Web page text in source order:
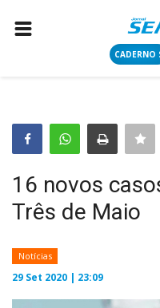
CADERNO
COLUNISTAS
CONTATO
LOGIN
CADASTRAR
CADERNO S
16 novos
Três de Maio
Notícias
29 Set 2020 | 23:09